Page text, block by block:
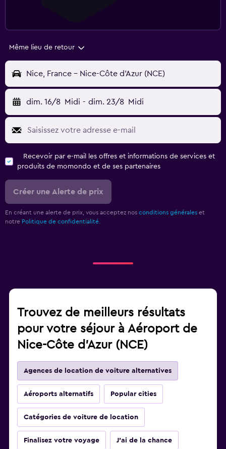
Même lieu de retour
Nice, France - Nice-Côte d'Azur (NCE)
dim. 16/8 Midi - dim. 23/8 Midi
Recevoir par e-mail les offres et informations de services et
produits de momondo et de ses partenaires
Créer une Alerte de prix
En créant une alerte de prix, vous acceptez nos conditions générales et
notre Politique de confidentialité.
Trouvez de meilleurs résultats
pour votre séjour à Aéroport de
Nice-Côte d'Azur (NCE)
Agences de location de voiture alternatives
Aéroports alternatifs Popular cities
Catégories de voiture de location
Finalisez votre voyage J'ai de la chance